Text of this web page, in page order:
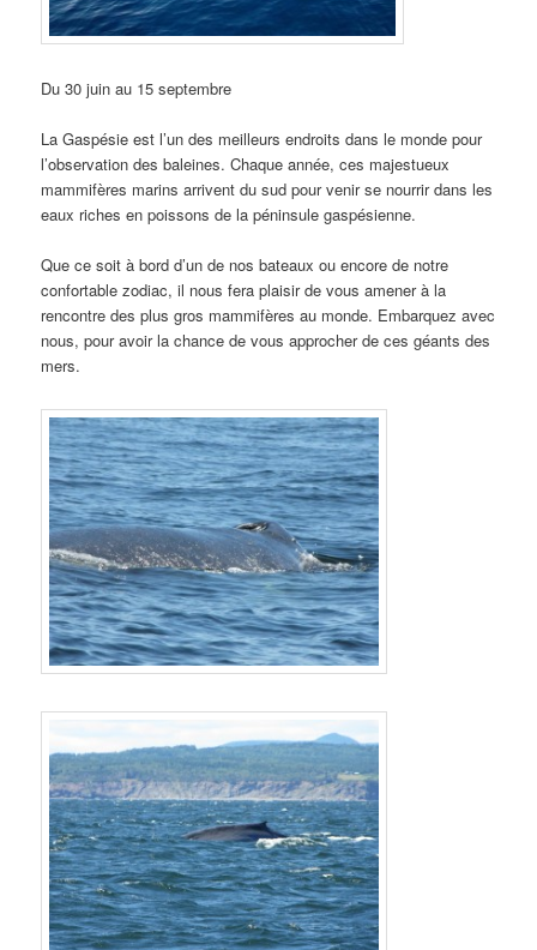
Du 30 juin au 15 septembre
La Gaspésie est l’un des meilleurs endroits dans le monde pour
l’observation des baleines. Chaque année, ces majestueux
mammifères marins arrivent du sud pour venir se nourrir dans les
eaux riches en poissons de la péninsule gaspésienne.
Que ce soit à bord d’un de nos bateaux ou encore de notre
confortable zodiac, il nous fera plaisir de vous amener à la
rencontre des plus gros mammifères au monde. Embarquez avec
nous, pour avoir la chance de vous approcher de ces géants des
mers.